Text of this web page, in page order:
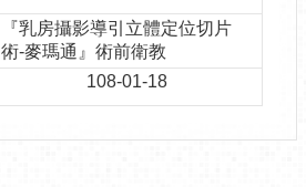
『乳房攝影導引立體定位切片
術-麥瑪通』術前衛教
108-01-18